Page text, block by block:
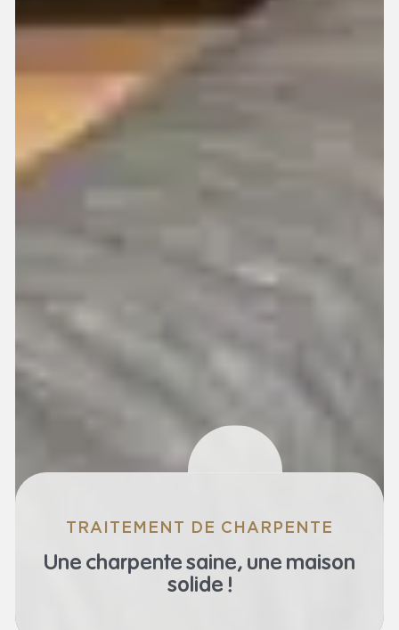
TRAITEMENT DE CHARPENTE
Une charpente saine, une maison
solide !